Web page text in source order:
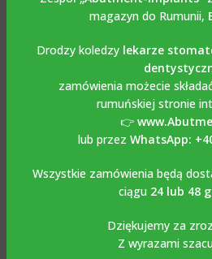
magazyn do Rumunii,
Drodzy koledzy lekarze
zamówienia możecie
rumuńskiej stronie
👉
lub przez WhatsApp:
Wszystkie zamówienia będą
ciągu 24 lub 48
Dziękujemy za
Z wyrazami
Kategorie: ŁĄCZNIKI OVER-LOCK
LOKATORY I ZATRZASKI
Tagi: Novaloc, Novaloc
Łącznik Novaloc overdenture, Ø
wysokość kołnierza GH 1 mm, 2
Łącznik z systemem Novaloc, Ø